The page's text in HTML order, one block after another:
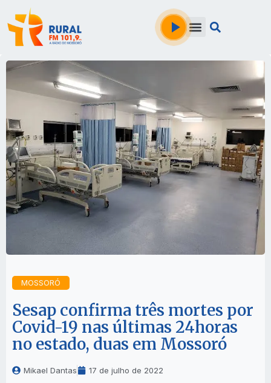
MOSSORÓ
Sesap confirma três mortes por
Covid-19 nas últimas 24horas
no estado, duas em Mossoró
Mikael Dantas 17 de julho de 2022